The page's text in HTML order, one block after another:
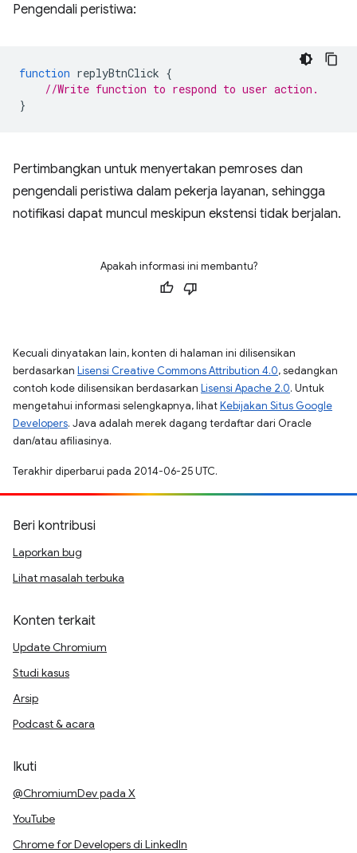
Pengendali peristiwa:
function replyBtnClick {
//Write function to respond to user action.
}
Pertimbangkan untuk menyertakan pemroses dan
pengendali peristiwa dalam pekerja layanan, sehingga
notifikasi dapat muncul meskipun ekstensi tidak berjalan.
Apakah informasi ini membantu?
Kecuali dinyatakan lain, konten di halaman ini dilisensikan
berdasarkan Lisensi Creative Commons Attribution 4.0, sedangkan
contoh kode dilisensikan berdasarkan Lisensi Apache 2.0. Untuk
mengetahui informasi selengkapnya, lihatKebijakan Situs Google
Developers. Java adalah merek dagang terdaftar dari Oracle
dan/atau afiliasinya.
Terakhir diperbarui pada 2014-06-25 UTC.
Beri kontribusi
Laporkan bug
Lihat masalah terbuka
Konten terkait
Update Chromium
Studi kasus
Arsip
Podcast & acara
Ikuti
@ChromiumDev pada X
YouTube
Chrome for Developers di LinkedIn